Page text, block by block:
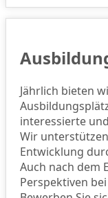
Jährlich bieten
interessierte
Wir
Entwicklung
Auch nach dem
Perspektiven